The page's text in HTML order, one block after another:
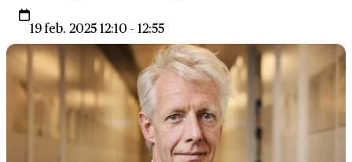
19 feb. 2025 12:10 - 12:55